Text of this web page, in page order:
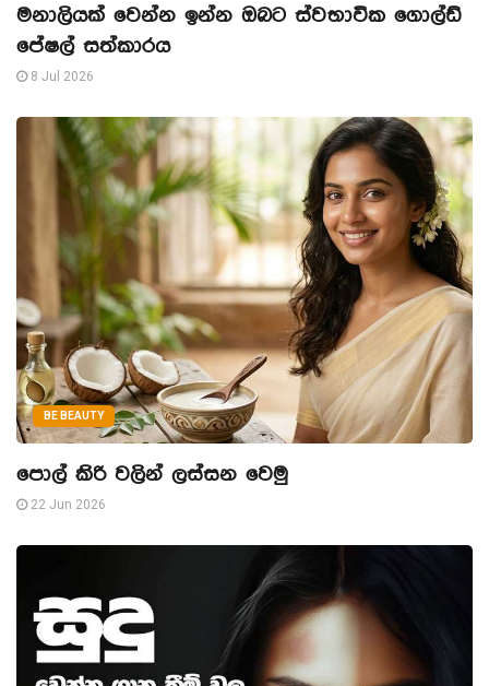
මනාලියක් වෙන්න ඉන්න ඔබට ස්වභාවික ගොල්ඩ්
පේෂල් සත්කාරය
8 Jul 2026
BE BEAUTY
පොල් කිරි වලින් ලස්සන වෙමු
22 Jun 2026